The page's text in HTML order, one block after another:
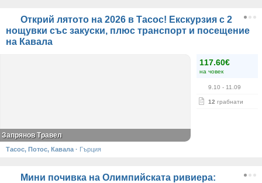
Открий лятото на 2026 в Тасос! Екскурзия с 2
нощувки със закуски, плюс транспорт и посещение
на Кавала
117.60€
на човек
9.10 - 11.09
12 грабнати
Запрянов Травел
Тасос, Потос, Кавала · Гърция
Мини почивка на Олимпийската ривиера: